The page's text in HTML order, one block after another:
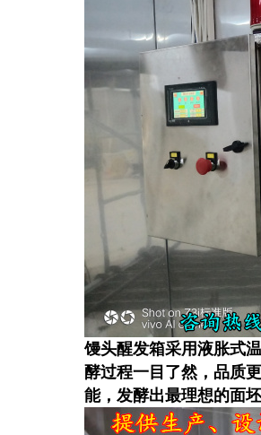
馒头醒发箱采用液胀式
酵过程一目了然，品质
能，发酵出最理想的面